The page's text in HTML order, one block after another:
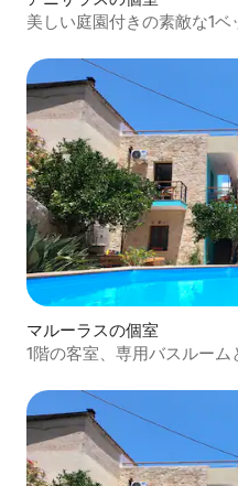
美しい庭園付きの素敵な1ベ
マルーラスの個室
1階の客室、専用バスルー